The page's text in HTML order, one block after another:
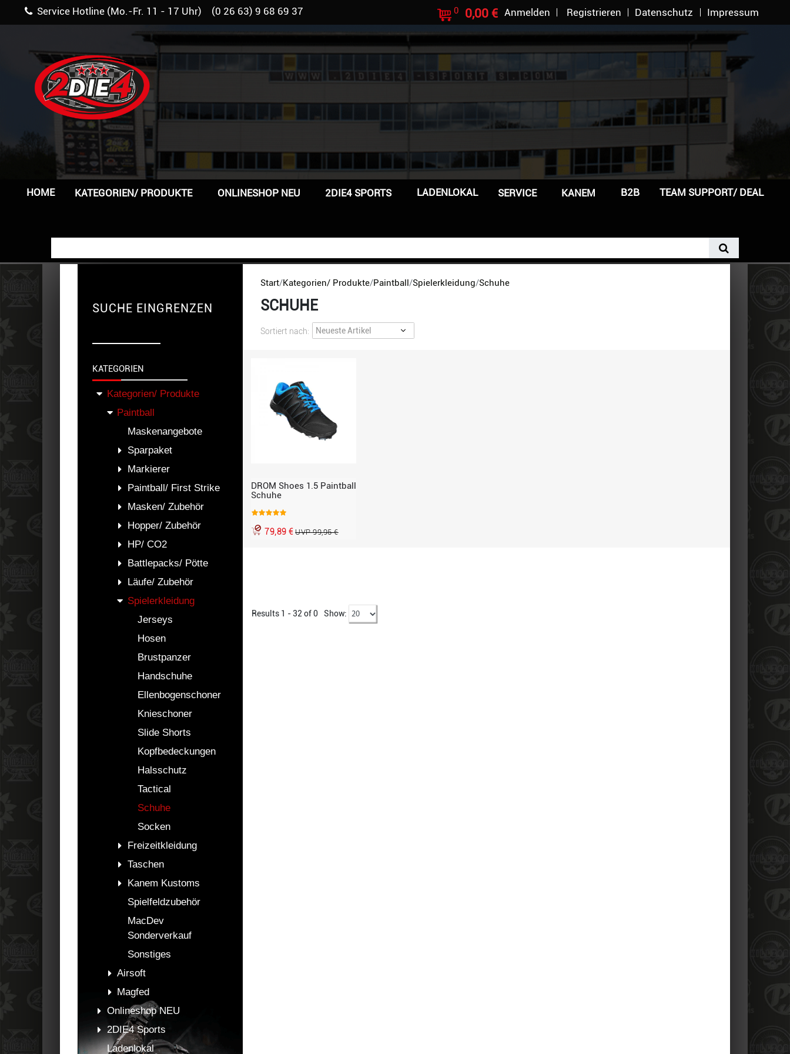
Service Hotline (Mo.-Fr. 11 - 17 Uhr) (0 26 63) 9 68 69 37 0 0,00 € Anmelden Registrieren Datenschutz Impressum
HOME KATEGORIEN/ PRODUKTE ONLINESHOP NEU 2DIE4 SPORTS LADENLOKAL SERVICE KANEM B2B TEAM SUPPORT/ DEAL
SUCHE EINGRENZEN
KATEGORIEN
Kategorien/ Produkte
Paintball
Maskenangebote
Sparpaket
Markierer
Paintball/ First Strike
Masken/ Zubehör
Hopper/ Zubehör
HP/ CO2
Battlepacks/ Pötte
Läufe/ Zubehör
Spielerkleidung
Jerseys
Hosen
Brustpanzer
Handschuhe
Ellenbogenschoner
Knieschoner
Slide Shorts
Kopfbedeckungen
Halsschutz
Tactical
Schuhe
Socken
Freizeitkleidung
Taschen
Kanem Kustoms
Spielfeldzubehör
MacDev
Sonderverkauf
Sonstiges
Airsoft
Magfed
Onlineshop NEU
2DIE4 Sports
Ladenlokal
Start Kategorien/ Produkte Paintball Spielerkleidung Schuhe
SCHUHE
Sortiert nach:
DROM Shoes 1.5 Paintball
Schuhe
79,89 €UVP 99,95 €
Results 1 - 32 of0 Show: